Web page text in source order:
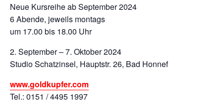
Neue Kursreihe ab September 2024
6 Abende, jeweils montags
um 17.00 bis 18.00 Uhr
2. September – 7. Oktober 2024
Studio Schatzinsel, Hauptstr. 26, Bad Honnef
www.goldkupfer.com
Tel.: 0151 / 4495 1997